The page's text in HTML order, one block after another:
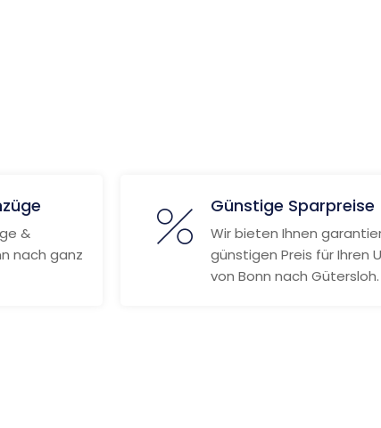
&
nach ganz
Günstige Sparpreise
Wir bieten Ihnen
günstigen Preis für Ihren
von Bonn nach Gütersloh.